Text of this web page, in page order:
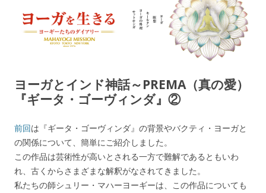
ヨーガを生きる — MAHAYOGI
MISSION ブログ
ヨーガとインド神話～PREMA（真の愛）
『ギータ・ゴーヴィンダ』②
前回は『ギータ・ゴーヴィンダ』の背景やバクティ・ヨーガと
の関係について、簡単にご紹介しました。
この作品は芸術性が高いとされる一方で難解であるともいわ
れ、古くからさまざまな解釈がなされてきました。
私たちの師シュリー・マハーヨーギーは、この作品についても